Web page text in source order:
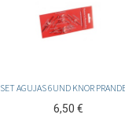
SET AGUJAS 6UND KNOR
6,50€